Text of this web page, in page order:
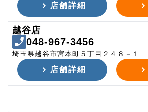
店舗詳細
越谷店
048-967-3456
埼玉県越谷市宮本町５丁目２４８－１
店舗詳細